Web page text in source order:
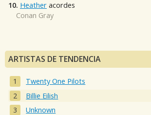
10. Heather acordes
Conan Gray
ARTISTAS DE TENDENCIA
Twenty One Pilots
Billie Eilish
Unknown